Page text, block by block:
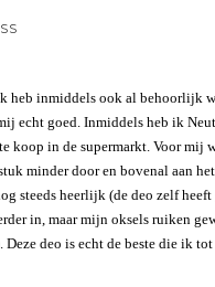
heb inmiddels ook al behoorlijk
echt goed. Inmiddels heb ik
koop in de supermarkt. Voor mij
minder door en bovenal aan
steeds heerlijk (de deo zelf
in, maar mijn oksels ruiken
Deze deo is echt de beste die ik tot